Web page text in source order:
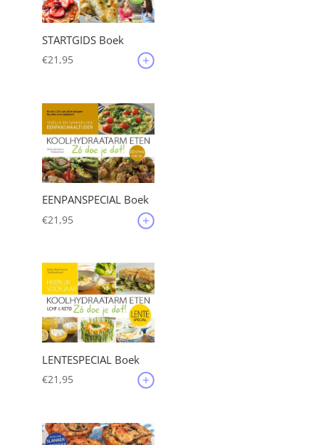
STARTGIDS Boek
€21,95
EENPANSPECIAL Boek
€21,95
LENTESPECIAL Boek
€21,95